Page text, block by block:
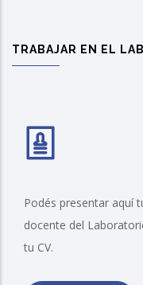
TRABAJAR EN EL
Podés presentar aquí
docente del
tu CV.